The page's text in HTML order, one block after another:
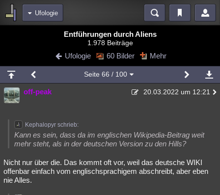
Ufologie
Blogs Videos
Chat Wiki Neuigkeiten
meine Rubriken
Menschen Mystery Kriminalfälle
Natur Umfragen Unterhaltung
weitere Rubriken
Philosophie Träume Orte Esoterik Literatur
Astronomie
Entführungen durch Aliens
1.978 Beiträge
Ufologie 60 Bilder Mehr
Seite 66 / 100
off-peak 20.03.2022 um 12:21
Kephalopyr schrieb:
Kann es sein, dass da im englischen Wikipedia-Beitrag weit
mehr steht, als in der deutschen Version zu den Hills?
Nicht nur über die. Das kommt oft vor, weil das deutsche WIKI
offenbar einfach vom englischsprachigem abschreibt, aber eben
nie Alles.